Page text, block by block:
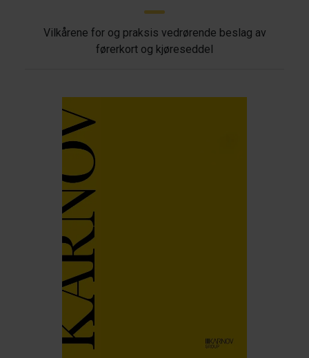
Vilkårene for og praksis vedrørende beslag av
førerkort og kjøreseddel